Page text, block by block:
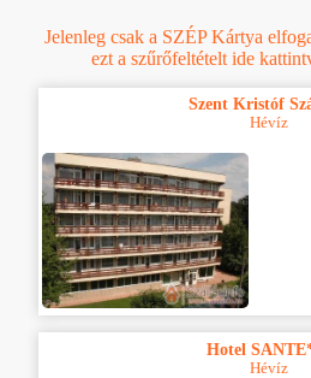
Jelenleg csak a SZÉP Kártya
ezt a szűrőfeltételt ide
Szent Kristóf
Hévíz
Hotel
Hévíz